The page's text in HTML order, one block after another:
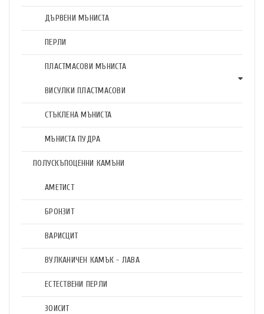
ДЪРВЕНИ МЪНИСТА
ПЕРЛИ
ПЛАСТМАСОВИ МЪНИСТА
ВИСУЛКИ ПЛАСТМАСОВИ
СТЪКЛЕНА МЪНИСТА
МЪНИСТА ПУДРА
ПОЛУСКЪПОЦЕННИ КАМЪНИ
АМЕТИСТ
БРОНЗИТ
ВАРИСЦИТ
ВУЛКАНИЧЕН КАМЪК - ЛАВА
ЕСТЕСТВЕНИ ПЕРЛИ
ЗОИСИТ